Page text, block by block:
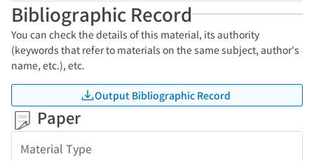
Bibliographic Record
You can check the details of this material, its authority
(keywords that refer to materials on the same subject, author's
name, etc.), etc.
Output Bibliographic Record
Paper
Material Type